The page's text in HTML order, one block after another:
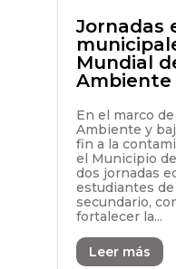
Jornadas
Mundial
Ambiente
En el marco
Ambiente y
fin a la
el Municipio
dos jornadas
estudiantes
secundario,
fortalecer la...
Leer más